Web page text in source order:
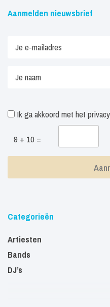
Aanmelden nieuwsbrief
Ik ga akkoord met het
9 + 10 =
Categorieën
Artiesten
Bands
DJ’s